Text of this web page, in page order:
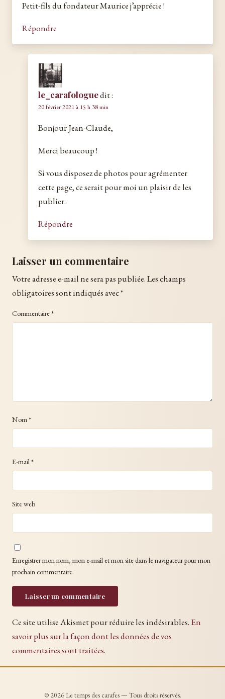
Petit-fils du fondateur Maurice j’apprécie !
Répondre
le_carafologuedit :
20 février 2021 à 15 h 38 min
Bonjour Jean-Claude,
Merci beaucoup !
Si vous disposez de photos pour agrémenter
cette page, ce serait pour moi un plaisir de les
publier.
Répondre
Laisser un commentaire
Votre adresse e-mail ne sera pas publiée.Les champs
obligatoires sont indiqués avec*
Commentaire*
Nom*
E-mail*
Site web
Enregistrer mon nom, mon e-mail et mon site dans le navigateur pour mon
prochain commentaire.
Ce site utilise Akismet pour réduire les indésirables. En
savoir plus sur la façon dont les données de vos
commentaires sont traitées.
© 2026 Le temps des carafes — Tous droits réservés.